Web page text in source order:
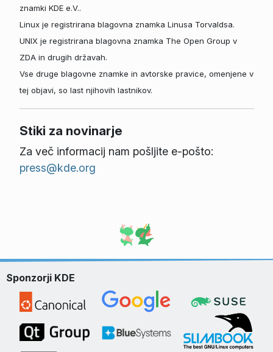
znamki KDE e.V..
Linux je registrirana blagovna znamka Linusa Torvaldsa.
UNIX je registrirana blagovna znamka The Open Group v
ZDA in drugih državah.
Vse druge blagovne znamke in avtorske pravice, omenjene v
tej objavi, so last njihovih lastnikov.
Stiki za novinarje
Za več informacij nam pošljite e-pošto:
press@kde.org
Sponzorji KDE